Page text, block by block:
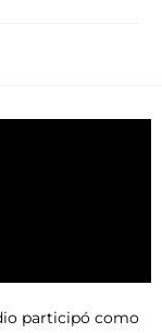
participó como